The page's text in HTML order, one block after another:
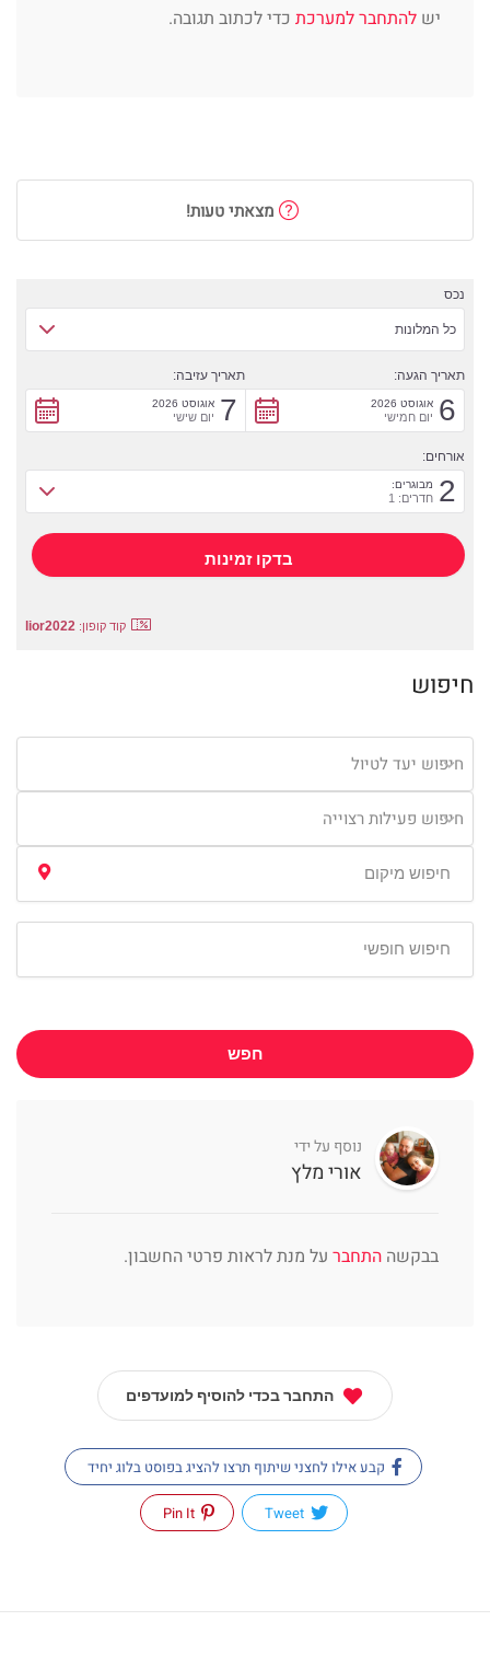
יש להתחבר למערכת כדי לכתוב תגובה.
מצאתי טעות!
נכס
כל המלונות
תאריך הגעה:
6 אוגוסט 2026
יום חמישי
תאריך עזיבה:
7 אוגוסט 2026
יום שישי
אורחים:
2 מבוגרים:
חדרים: 1
קוד קופון: lior2022
חיפוש
חיפוש יעד לטיול
חיפוש פעילות רצוייה
חפש
נוסף על ידי
אורי מלץ
בבקשה התחבר על מנת לראות פרטי החשבון.
התחבר בכדי להוסיף למועדפים
קבע אילו לחצני שיתוף תרצו להציג בפוסט בלוג יחיד
Tweet
Pin It